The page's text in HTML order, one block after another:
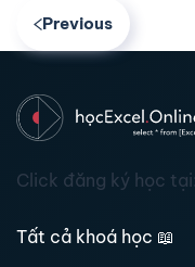
Previous
Click đăng ký học tại:
Tất cả khoá học 📖